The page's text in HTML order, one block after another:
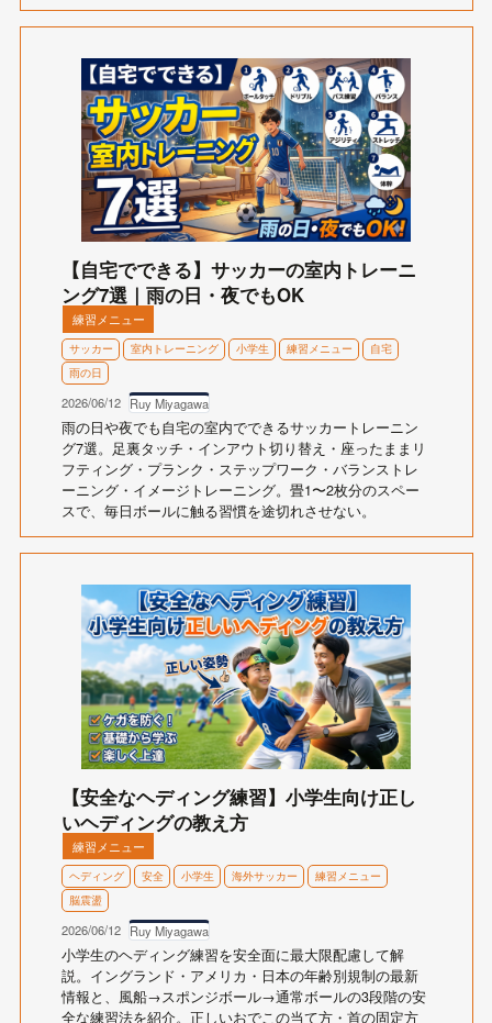
【自宅でできる】サッカーの室内トレーニ
ング7選｜雨の日・夜でもOK
練習メニュー
サッカー 室内トレーニング 小学生 練習メニュー
自宅
雨の日
2026/06/12 Ruy Miyagawa
雨の日や夜でも自宅の室内でできるサッカートレーニン
グ7選。足裏タッチ・インアウト切り替え・座ったままリ
フティング・プランク・ステップワーク・バランストレ
ーニング・イメージトレーニング。畳1〜2枚分のスペー
スで、毎日ボールに触る習慣を途切れさせない。
【安全なヘディング練習】小学生向け正し
いヘディングの教え方
練習メニュー
ヘディング 安全 小学生 海外サッカー
練習メニュー
脳震盪
2026/06/12 Ruy Miyagawa
小学生のヘディング練習を安全面に最大限配慮して解
説。イングランド・アメリカ・日本の年齢別規制の最新
情報と、風船→スポンジボール→通常ボールの3段階の安
全な練習法を紹介。正しいおでこの当て方・首の固定方